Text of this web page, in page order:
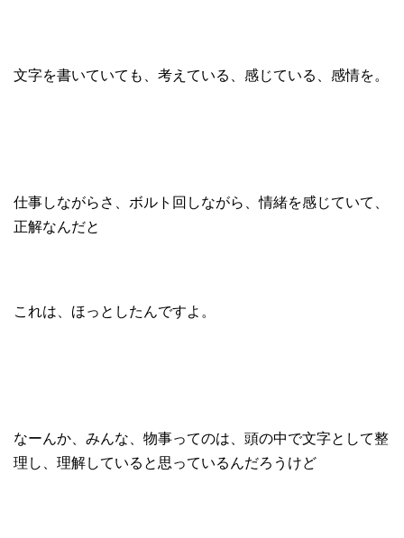
文字を書いていても、考えている、感じている、感情を。
仕事しながらさ、ボルト回しながら、情緒を感じていて、
正解なんだと
これは、ほっとしたんですよ。
なーんか、みんな、物事ってのは、頭の中で文字として整
理し、理解していると思っているんだろうけど